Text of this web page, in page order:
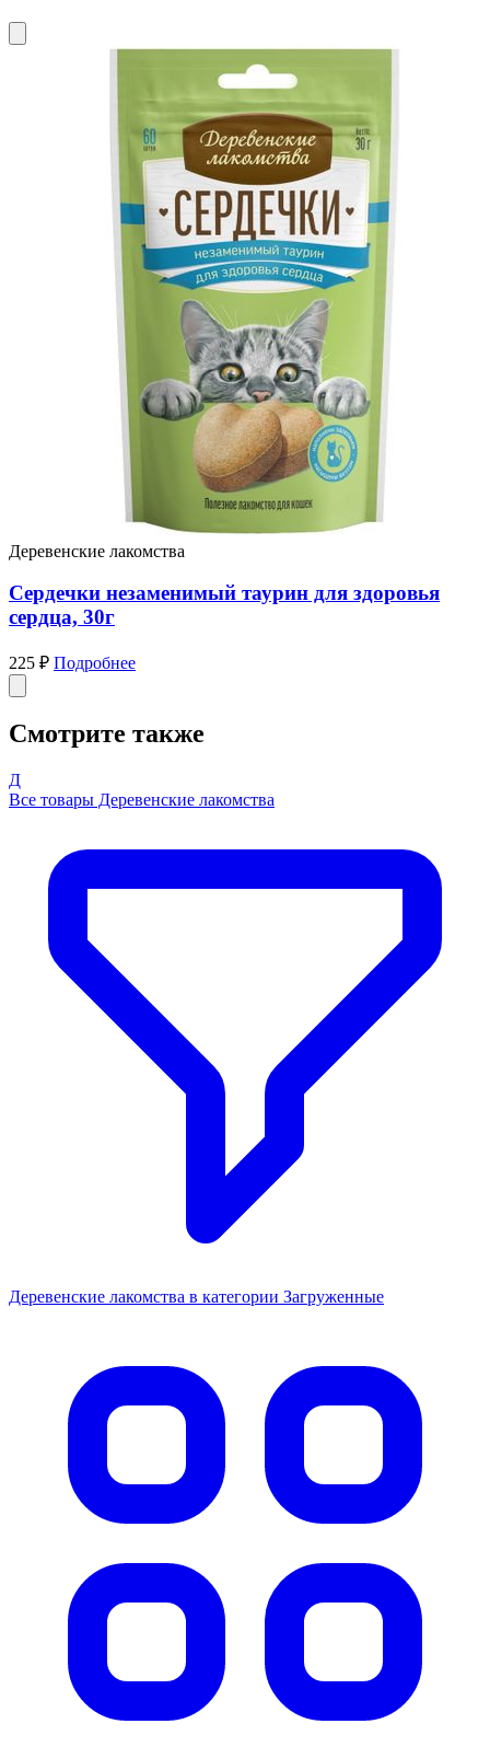
Деревенские лакомства
Сердечки незаменимый таурин для здоровья
сердца, 30г
225 ₽ Подробнее
Смотрите также
Д
Все товары Деревенские лакомства
Деревенские лакомства в категории Загруженные